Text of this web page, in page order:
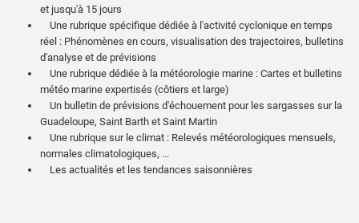
et jusqu'à 15 jours
Une rubrique spécifique dédiée à l'activité cyclonique en temps
réel : Phénomènes en cours, visualisation des trajectoires, bulletins
d'analyse et de prévisions
Une rubrique dédiée à la météorologie marine : Cartes et bulletins
météo marine expertisés (côtiers et large)
Un bulletin de prévisions d'échouement pour les sargasses sur la
Guadeloupe, Saint Barth et Saint Martin
Une rubrique sur le climat : Relevés météorologiques mensuels,
normales climatologiques, ...
Les actualités et les tendances saisonnières